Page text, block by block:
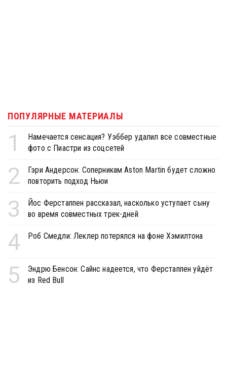
ПОПУЛЯРНЫЕ МАТЕРИАЛЫ
1
Намечается сенсация? Уэббер удалил все совместные
фото с Пиастри из соцсетей
2
Гэри Андерсон: Соперникам Aston Martin будет сложно
повторить подход Ньюи
3
Йос Ферстаппен рассказал, насколько уступает сыну
во время совместных трек-дней
4 Роб Смедли: Леклер потерялся на фоне Хэмилтона
5
Эндрю Бенсон: Сайнс надеется, что Ферстаппен уйдёт
из Red Bull